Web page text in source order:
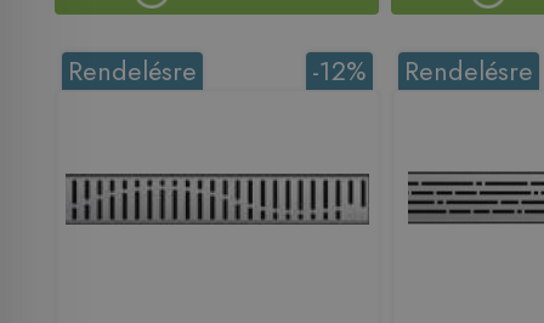
-12%
Rendelésre Rendelésre